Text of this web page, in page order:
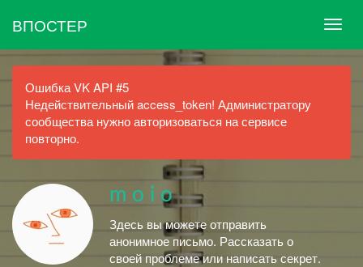
ВПОСТЕР
Ошибка VK API #5
Недействительный access_token! Администратору
сообщества нужно авторизоваться на сервисе
повторно.
m o i o
Здесь вы можете отправить
анонимное письмо. Рассказать о
своей проблеме или написать секрет.